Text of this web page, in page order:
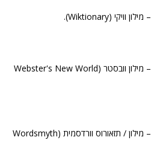
– מילון וויקי (Wiktionary).
– מילון וובסטר (Webster's New World
– מילון / תזאורוס וורדסמית (Wordsmyth